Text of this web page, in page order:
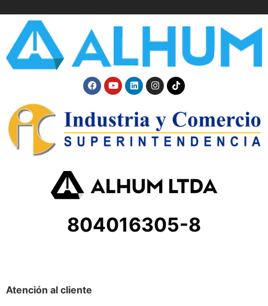
804016305-8
Atención al cliente